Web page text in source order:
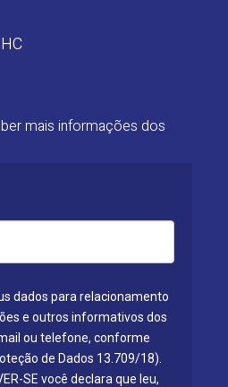
mais informações dos
dados para relacionamento
e outros informativos dos
ou telefone, conforme
de Dados 13.709/18).
SE você declara que leu,